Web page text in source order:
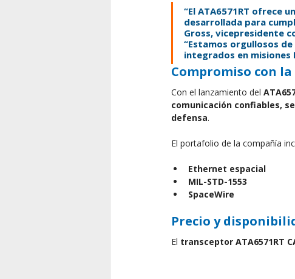
“El ATA6571RT ofrece
desarrollada para
Gross, vicepresidente
“Estamos orgullosos
integrados en misiones
Compromiso con
Con el lanzamiento del
comunicación confiables,
defensa.
El portafolio de la compañía
Ethernet espacial
MIL-STD-1553
SpaceWire
Precio y
El transceptor ATA6571RT